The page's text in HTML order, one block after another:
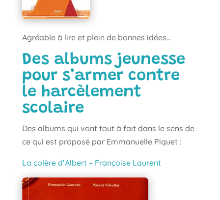
Agréable à lire et plein de bonnes idées…
Des albums jeunesse
pour s’armer contre
le harcèlement
scolaire
Des albums qui vont tout à fait dans le sens de
ce qui est proposé par Emmanuelle Piquet :
La colère d’Albert – Françoise Laurent